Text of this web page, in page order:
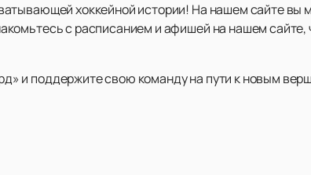
хоккейной истории! На нашем сайте вы
с расписанием и афишей на нашем сайте,
и поддержите свою команду на пути к новым